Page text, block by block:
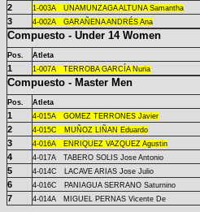
2 1-003A UNAMUNZAGA ALTUNA Samantha
3 4-002A GARAÑENA ANDRÉS Ana
Compuesto - Under 14 Women
Pos. Atleta
1 1-007A TERROBA GARCÍA Nuria
Compuesto - Master Men
Pos. Atleta
1 4-015A GOMEZ TERRONES Javier
2 4-015C MUÑOZ LIÑAN Eduardo
3 4-016A ENRIQUEZ VAZQUEZ Agustin
4 4-017A TABERO SOLIS Jose Antonio
5 4-014C LACAVE ARIAS Jose Julio
6 4-016C PANIAGUA SERRANO Saturnino
7 4-014A MIGUEL PERNAS Vicente De